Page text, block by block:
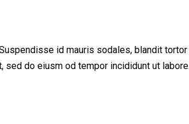
id mauris sodales, blandit
do eiusm od tempor incididunt ut